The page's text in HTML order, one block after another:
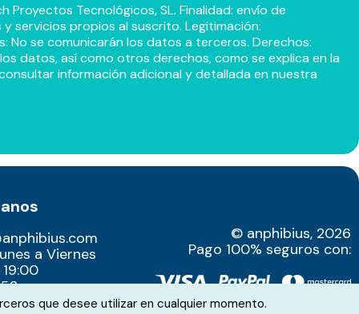
Proyectos Tecnológicos, SL. Finalidad: envío de
servicios propios al suscrito. Legitimación:
No se comunicarán los datos a terceros. Derechos:
datos, así como otros derechos, como se explica en la
información adicional y detallada en nuestra
a Viernes
© anphibius, 2026
Pago 100% seguros con:
que desee utilizar en cualquier momento.